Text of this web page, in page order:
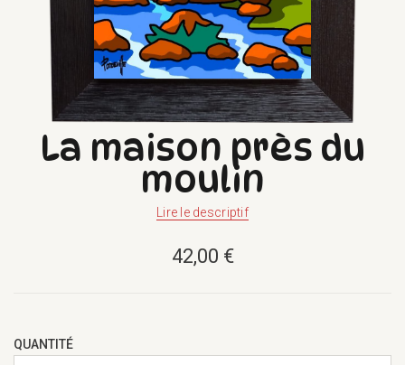
La maison près du
moulin
Lire le descriptif
42,00 €
QUANTITÉ